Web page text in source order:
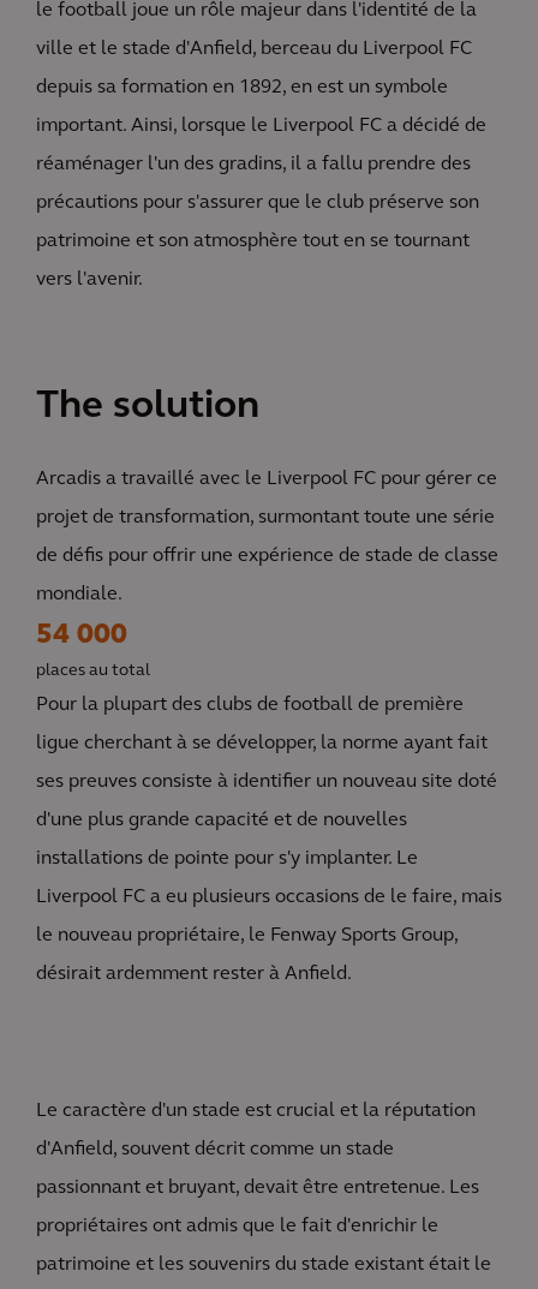
le football joue un rôle majeur dans l'identité de la
ville et le stade d'Anfield, berceau du Liverpool FC
depuis sa formation en 1892, en est un symbole
important. Ainsi, lorsque le Liverpool FC a décidé de
réaménager l'un des gradins, il a fallu prendre des
précautions pour s'assurer que le club préserve son
patrimoine et son atmosphère tout en se tournant
vers l'avenir.
The solution
Arcadis a travaillé avec le Liverpool FC pour gérer ce
projet de transformation, surmontant toute une série
de défis pour offrir une expérience de stade de classe
mondiale.
54 000
places au total
Pour la plupart des clubs de football de première
ligue cherchant à se développer, la norme ayant fait
ses preuves consiste à identifier un nouveau site doté
d'une plus grande capacité et de nouvelles
installations de pointe pour s'y implanter. Le
Liverpool FC a eu plusieurs occasions de le faire, mais
le nouveau propriétaire, le Fenway Sports Group,
désirait ardemment rester à Anfield.
Le caractère d'un stade est crucial et la réputation
d'Anfield, souvent décrit comme un stade
passionnant et bruyant, devait être entretenue. Les
propriétaires ont admis que le fait d'enrichir le
patrimoine et les souvenirs du stade existant était le